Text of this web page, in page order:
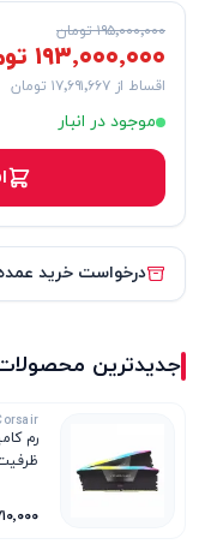
۱۹۵٬۰۰۰٬۰۰۰ تومان
۱۹۳٬۰۰۰٬۰۰۰ تومان
اقساط از ۱۷٬۶۹۱٬۶۶۷ تومان
موجود در انبار
درخواست خرید
جدیدترین